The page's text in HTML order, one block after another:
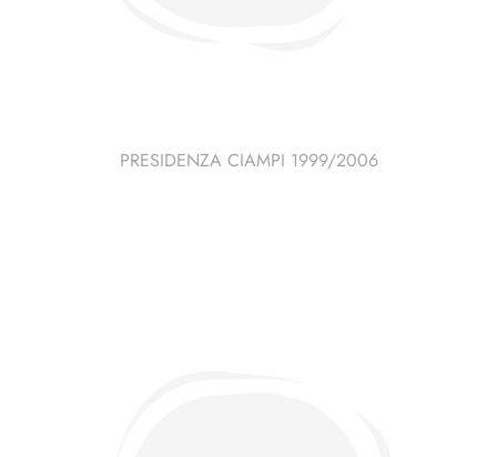
PRESIDENZA CIAMPI 1999/2006